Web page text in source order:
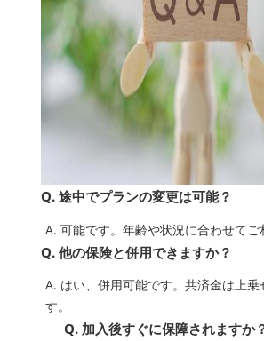
Q. 途中でプランの変更は可能？
A. 可能です。年齢や状況に合わせてご
Q. 他の保険と併用できますか？
A. はい、併用可能です。共済金は上乗
す。
Q. 加入後すぐに保障されますか